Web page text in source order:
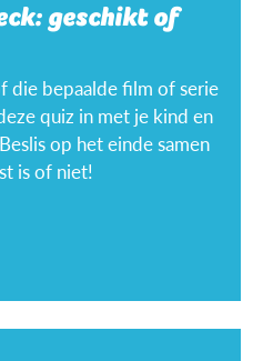
geschikt of
die bepaalde film of serie
quiz in met je kind en
op het einde samen
is of niet!